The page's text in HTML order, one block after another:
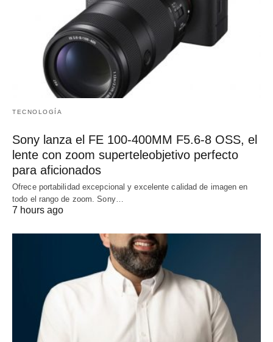
TECNOLOGÍA
Sony lanza el FE 100-400MM F5.6-8 OSS, el
lente con zoom superteleobjetivo perfecto
para aficionados
Ofrece portabilidad excepcional y excelente calidad de imagen en
todo el rango de zoom. Sony…
7 hours ago